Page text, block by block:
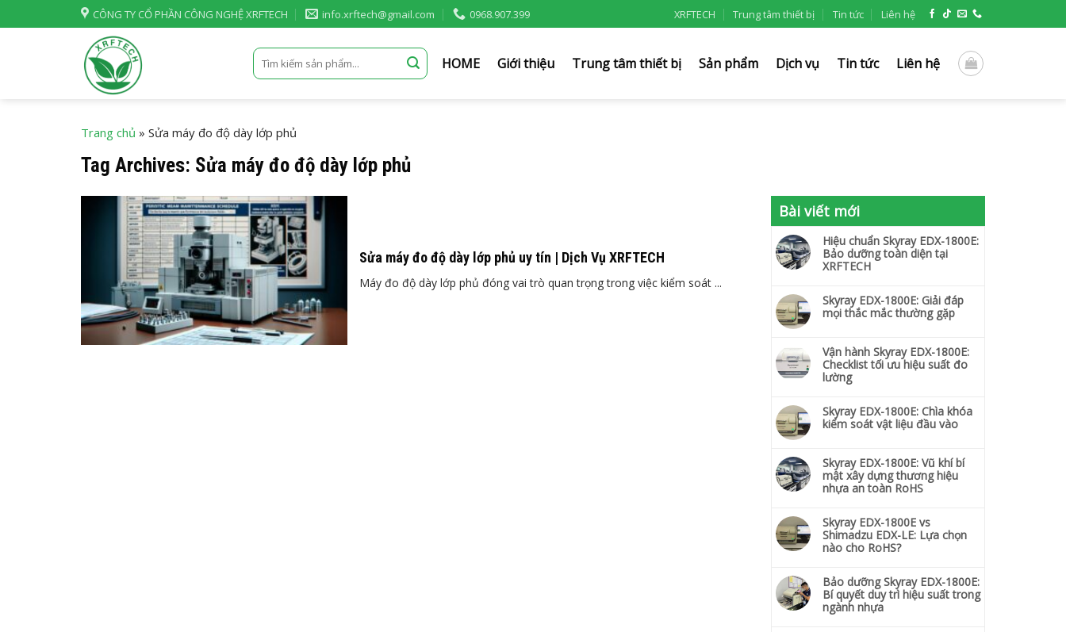
to
CÔNG TY CỔ PHẦN CÔNG NGHỆ XRFTECH info.xrftech@gmail.com 0968.907.399 XRFTECH Trung tâm thiết bị Tin tức Liên hệ
Tìm
kiếm:
HOME Giới thiệu Trung tâm thiết bị Sản phẩm Dịch vụ Tin tức Liên hệ
Trang chủ » Sửa máy đo độ dày lớp phủ
Tag Archives: Sửa máy đo độ dày lớp phủ
Sửa máy đo độ dày lớp phủ uy tín | Dịch Vụ XRFTECH
Máy đo độ dày lớp phủ đóng vai trò quan trọng trong việc kiểm soát ...
Bài viết mới
Hiệu chuẩn Skyray EDX-1800E:
Bảo dưỡng toàn diện tại
XRFTECH
Skyray EDX-1800E: Giải đáp
mọi thắc mắc thường gặp
Vận hành Skyray EDX-1800E:
Checklist tối ưu hiệu suất đo
lường
Skyray EDX-1800E: Chìa khóa
kiểm soát vật liệu đầu vào
Skyray EDX-1800E: Vũ khí bí
mật xây dựng thương hiệu
nhựa an toàn RoHS
Skyray EDX-1800E vs
Shimadzu EDX-LE: Lựa chọn
nào cho RoHS?
Bảo dưỡng Skyray EDX-1800E:
Bí quyết duy trì hiệu suất trong
ngành nhựa